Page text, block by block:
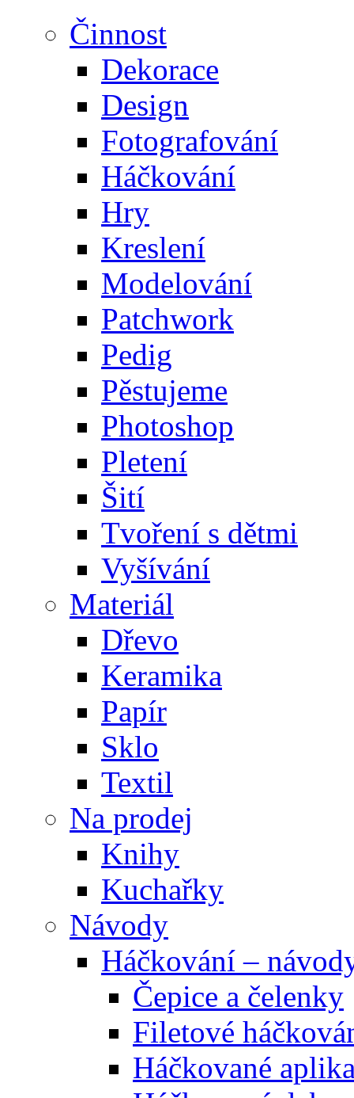
Činnost
Dekorace
Design
Fotografování
Háčkování
Hry
Kreslení
Modelování
Patchwork
Pedig
Pěstujeme
Photoshop
Pletení
Šití
Tvoření s dětmi
Vyšívání
Materiál
Dřevo
Keramika
Papír
Sklo
Textil
Na prodej
Knihy
Kuchařky
Návody
Háčkování –
Čepice a čelenky
Filetové
Háčkované